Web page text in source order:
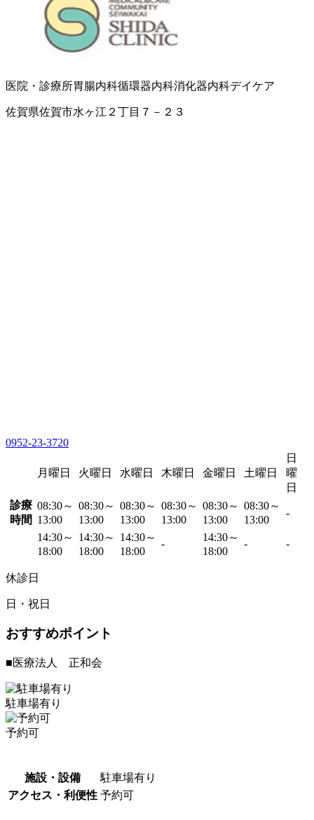
医院・診療所胃腸内科循環器内科消化器内科デイケア
佐賀県佐賀市水ヶ江２丁目７－２３
0952-23-3720
月曜日 火曜日 水曜日 木曜日 金曜日 土曜日
日
曜
日
診療
時間
08:30～
13:00
08:30～
13:00
08:30～
13:00
08:30～
13:00
08:30～
13:00
08:30～
13:00
-
14:30～
18:00
14:30～
18:00
14:30～
18:00
-
14:30～
18:00
- -
休診日
日・祝日
おすすめポイント
■医療法人 正和会
駐車場有り
予約可
施設・設備
駐車場有り
アクセス・利便性 予約可